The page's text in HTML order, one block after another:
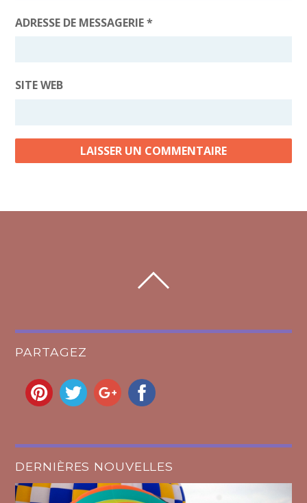
ADRESSE DE MESSAGERIE*
SITE WEB
PARTAGEZ
DERNIÈRES NOUVELLES